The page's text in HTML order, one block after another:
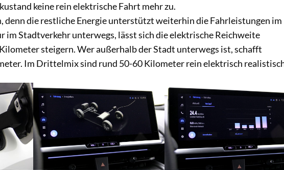
keine rein elektrische Fahrt mehr zu.
denn die restliche Energie unterstützt weiterhin die Fahrleistungen im
im Stadtverkehr unterwegs, lässt sich die elektrische Reichweite
steigern. Wer außerhalb der Stadt unterwegs ist, schafft
Im Drittelmix sind rund 50-60 Kilometer rein elektrisch